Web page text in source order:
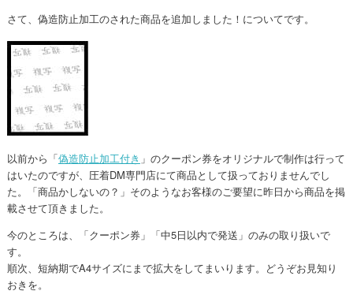
さて、偽造防止加工のされた商品を追加しました！についてです。
以前から「偽造防止加工付き 」のクーポン券をオリジナルで制作は行って
はいたのですが、圧着DM専門店にて商品として扱っておりませんでし
た。「商品かしないの？」そのようなお客様のご要望に昨日から商品を掲
載させて頂きました。
今のところは、「クーポン券」「中5日以内で発送」のみの取り扱いで
す。
順次、短納期でA4サイズにまで拡大をしてまいります。どうぞお見知り
おきを。